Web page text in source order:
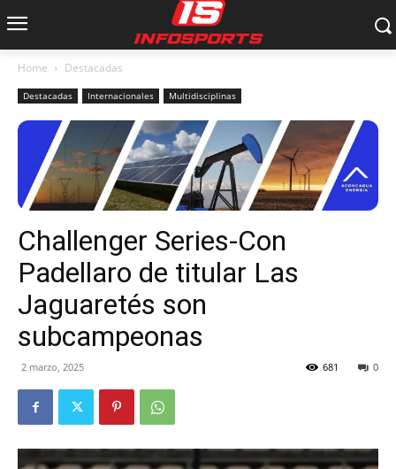
Home Destacadas
Destacadas Internacionales Multidisciplinas
Challenger Series-Con
Padellaro de titular Las
Jaguaretés son
subcampeonas
2 marzo, 2025 0
681